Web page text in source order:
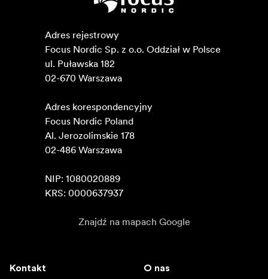
Adres rejestrowy
Focus Nordic Sp. z o.o. Oddział w Polsce
ul. Puławska 182
02-670 Warszawa
Adres korespondencyjny
Focus Nordic Poland
Al. Jerozolimskie 178
02-486 Warszawa
NIP: 1080020889
KRS: 0000637937
Znajdź na mapach Google
Kontakt O nas